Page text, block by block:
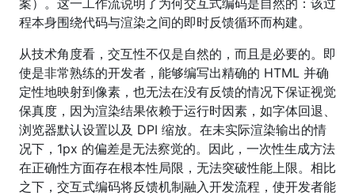
程本身围绕代码与渲染之间的即时反馈循环而构建。
从技术角度看，交互性不仅是自然的，而且是必要的。即
使是非常熟练的开发者，能够编写出精确的 HTML 并确
定性地映射到像素，也无法在没有反馈的情况下保证视觉
保真度，因为渲染结果依赖于运行时因素，如字体回退、
浏览器默认设置以及 DPI 缩放。在未实际渲染输出的情
况下，1px 的偏差是无法察觉的。因此，一次性生成方法
在正确性方面存在根本性局限，无法突破性能上限。相比
之下，交互式编码将反馈机制融入开发流程，使开发者能